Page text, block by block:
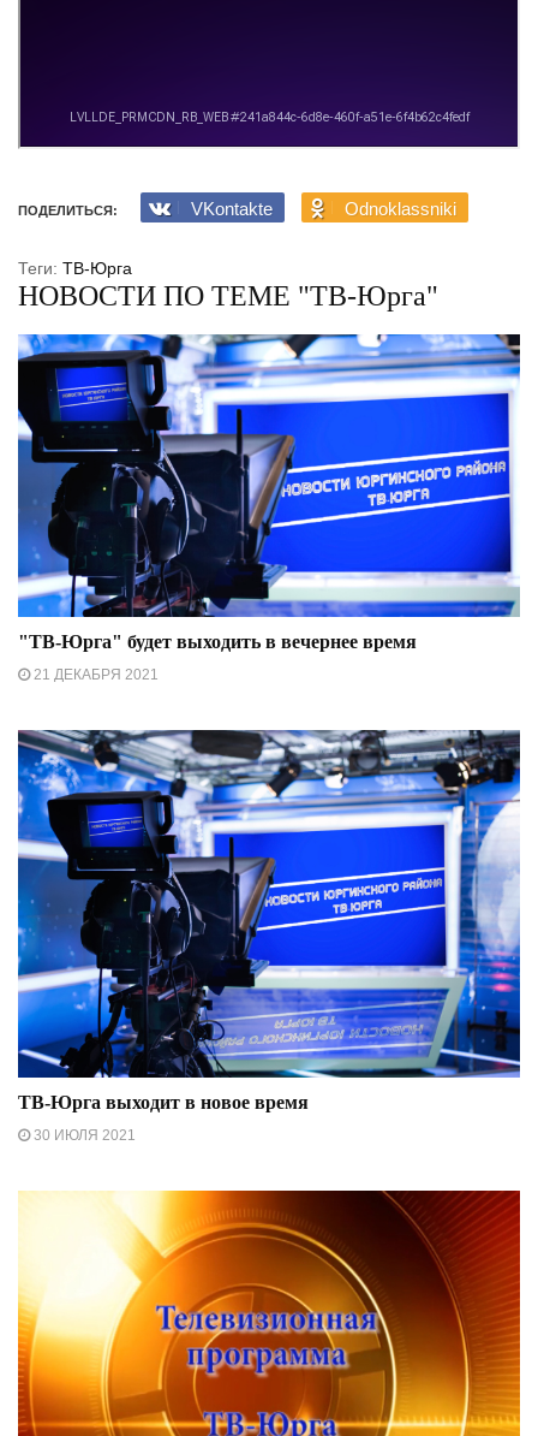
ПОДЕЛИТЬСЯ: VKontakte Odnoklassniki
Теги: ТВ-Юрга
НОВОСТИ ПО ТЕМЕ "ТВ-Юрга"
"ТВ-Юрга" будет выходить в вечернее время
21 ДЕКАБРЯ 2021
ТВ-Юрга выходит в новое время
30 ИЮЛЯ 2021